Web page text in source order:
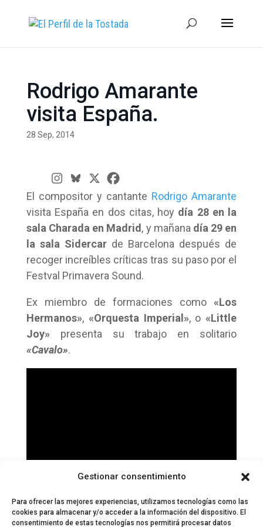
Gestionar consentimiento
Para ofrecer las mejores experiencias, utilizamos tecnologías como las
cookies para almacenar y/o acceder a la información del dispositivo. El
consentimiento de estas tecnologías nos permitirá procesar datos
Rodrigo Amarante
visita España.
28 Sep, 2014
El compositor y cantante Rodrigo Amarante
visita España en dos citas, hoy día 28 en la
sala Charada en Madrid , y mañana día 29 en
la sala Sidercarde Barcelona después de
recoger increíbles críticas tras su paso por el
Festval Primavera Sound.
Ex miembro de formaciones como«Los
Hermanos», «Orquesta Imperial», o«Little
Joy»presenta su trabajo en solitario
«Cavalo».